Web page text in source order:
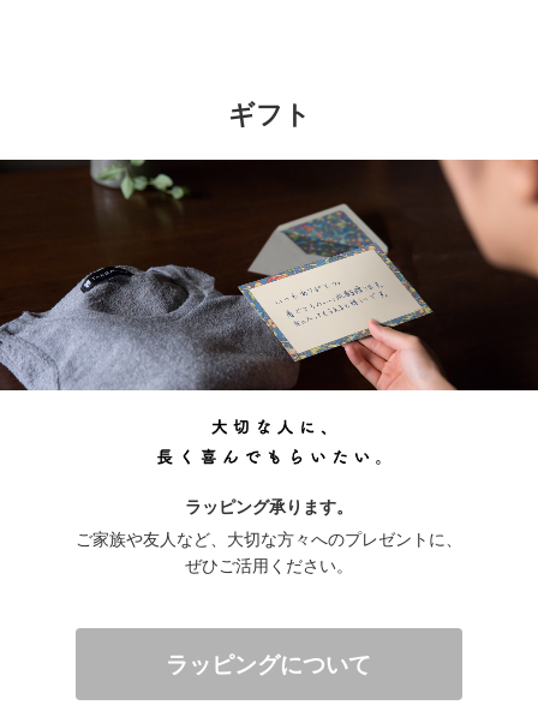
ギフト
ラッピング承ります。
ご家族や友人など、大切な方々へのプレゼントに、
ぜひご活用ください。
ラッピングについて